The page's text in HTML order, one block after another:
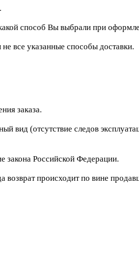
способ Вы выбрали при
все указанные способы доставки.
заказа.
вид (отсутствие следов
закона Российской Федерации.
возврат происходит по вине